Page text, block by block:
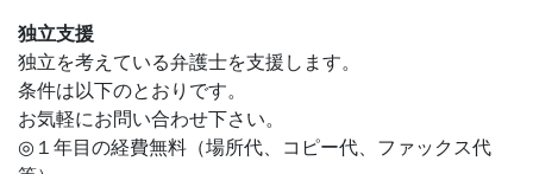
独立支援
独立を考えている弁護士を支援します。
条件は以下のとおりです。
お気軽にお問い合わせ下さい。
◎１年目の経費無料（場所代、コピー代、ファックス代